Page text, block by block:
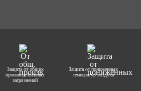
Защита от общих
производственных
загрязнений
Защита от пониженных
температур воздуха